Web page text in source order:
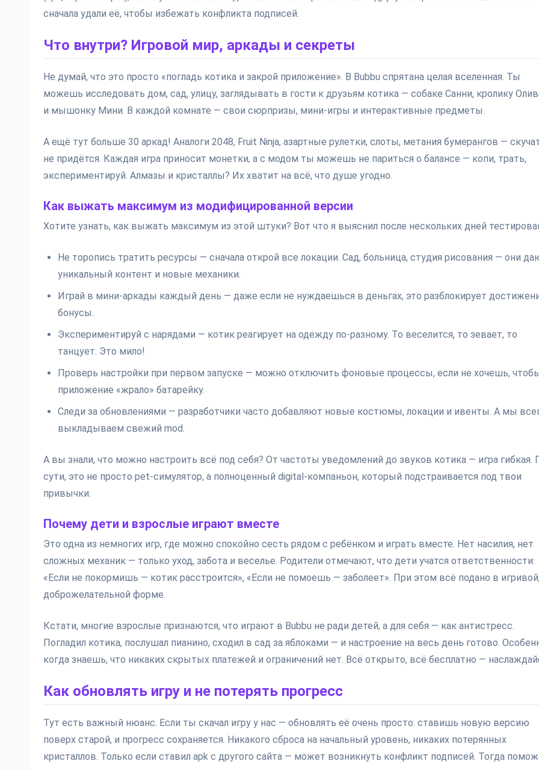
сначала удали её, чтобы избежать конфликта подписей.
Что внутри? Игровой мир, аркады и секреты
Не думай, что это просто «погладь котика и закрой приложение». В Bubbu спрятана целая вселенная. Ты
можешь исследовать дом, сад, улицу, заглядывать в гости к друзьям котика — собаке Санни, кролику
и мышонку Мини. В каждой комнате — свои сюрпризы, мини-игры и интерактивные предметы.
А ещё тут больше 30 аркад! Аналоги 2048, Fruit Ninja, азартные рулетки, слоты, метания бумерангов —
не придётся. Каждая игра приносит монетки, а с модом ты можешь не париться о балансе — копи, трать,
экспериментируй. Алмазы и кристаллы? Их хватит на всё, что душе угодно.
Как выжать максимум из модифицированной версии
Хотите узнать, как выжать максимум из этой штуки? Вот что я выяснил после нескольких дней
Не торопись тратить ресурсы — сначала открой все локации. Сад, больница, студия рисования — они
уникальный контент и новые механики.
Играй в мини-аркады каждый день — даже если не нуждаешься в деньгах, это разблокирует
бонусы.
Экспериментируй с нарядами — котик реагирует на одежду по-разному. То веселится, то зевает, то
танцует. Это мило!
Проверь настройки при первом запуске — можно отключить фоновые процессы, если не хочешь,
приложение «жрало» батарейку.
Следи за обновлениями — разработчики часто добавляют новые костюмы, локации и ивенты. А мы
выкладываем свежий mod.
А вы знали, что можно настроить всё под себя? От частоты уведомлений до звуков котика — игра гибкая.
сути, это не просто pet-симулятор, а полноценный digital-компаньон, который подстраивается под твои
привычки.
Почему дети и взрослые играют вместе
Это одна из немногих игр, где можно спокойно сесть рядом с ребёнком и играть вместе. Нет насилия, нет
сложных механик — только уход, забота и веселье. Родители отмечают, что дети учатся ответственности:
«Если не покормишь — котик расстроится», «Если не помоешь — заболеет». При этом всё подано в игривой,
доброжелательной форме.
Кстати, многие взрослые признаются, что играют в Bubbu не ради детей, а для себя — как антистресс.
Погладил котика, послушал пианино, сходил в сад за яблоками — и настроение на весь день готово.
когда знаешь, что никаких скрытых платежей и ограничений нет. Всё открыто, всё бесплатно —
Как обновлять игру и не потерять прогресс
Тут есть важный нюанс. Если ты скачал игру у нас — обновлять её очень просто: ставишь новую версию
поверх старой, и прогресс сохраняется. Никакого сброса на начальный уровень, никаких потерянных
кристаллов. Только если ставил apk с другого сайта — может возникнуть конфликт подписей. Тогда